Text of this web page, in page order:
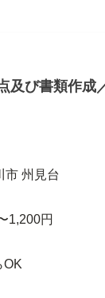
及び書類作成
市 州見台
1,200円
OK